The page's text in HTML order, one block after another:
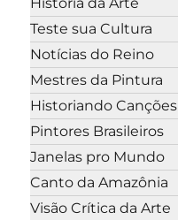
Teste sua Cultura
Notícias do Reino
Mestres da Pintura
Historiando Canções
Pintores Brasileiros
Janelas pro Mundo
Canto da Amazônia
Visão Crítica da Arte